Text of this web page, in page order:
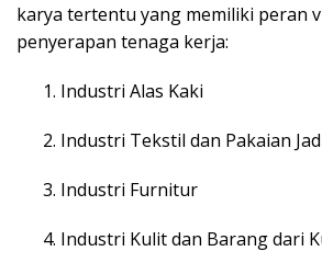
karya tertentu yang memiliki peran
penyerapan tenaga kerja:
Industri Alas Kaki
Industri Tekstil dan Pakaian
Industri Furnitur
Industri Kulit dan Barang dari